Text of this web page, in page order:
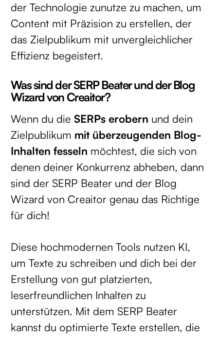
der Technologie zunutze zu machen, um
Content mit Präzision zu erstellen, der
das Zielpublikum mit unvergleichlicher
Effizienz begeistert.
Was sind der SERP Beater und der Blog
Wizard von Creaitor?
Wenn du dieSERPs erobern und dein
Zielpublikum mit überzeugenden Blog-
Inhalten fesseln möchtest, die sich von
denen deiner Konkurrenz abheben, dann
sind der SERP Beater und der Blog
Wizard von Creaitor genau das Richtige
für dich!
Diese hochmodernen Tools nutzen KI,
um Texte zu schreiben und dich bei der
Erstellung von gut platzierten,
leserfreundlichen Inhalten zu
unterstützen. Mit dem SERP Beater
kannst du optimierte Texte erstellen, die